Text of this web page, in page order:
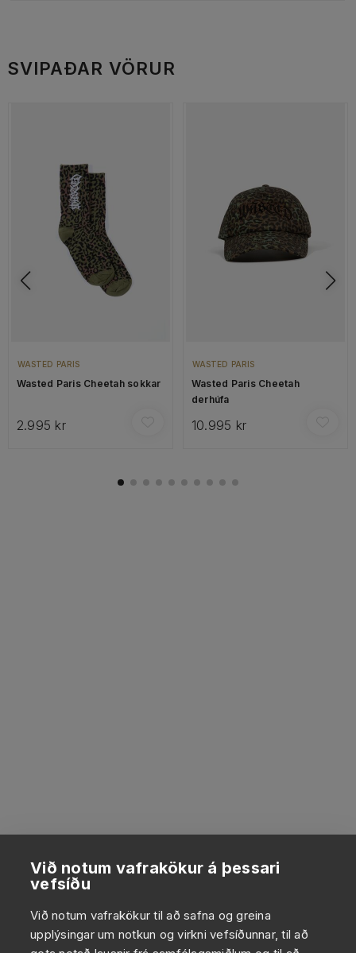
Við notum vafrakökur á þessari
vefsíðu
Við notum vafrakökur til að safna og greina
upplýsingar um notkun og virkni vefsíðunnar, til að
SVIPAÐAR VÖRUR
WASTED PARIS
Wasted Paris Cheetah sokkar
2.995 kr
WASTED PARIS
Wasted Paris Cheetah
derhúfa
10.995 kr